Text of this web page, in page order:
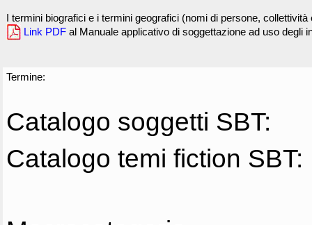
I termini biografici e i termini geografici (nomi di persone,
Link PDF al Manuale applicativo di soggettazione ad uso degli
Termine:
Catalogo soggetti SBT:
Catalogo temi fiction SBT: